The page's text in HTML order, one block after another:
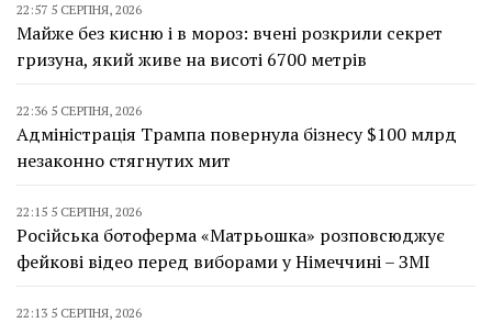
22:57 5 СЕРПНЯ, 2026
Майже без кисню і в мороз: вчені розкрили секрет
гризуна, який живе на висоті 6700 метрів
22:36 5 СЕРПНЯ, 2026
Адміністрація Трампа повернула бізнесу $100 млрд
незаконно стягнутих мит
22:15 5 СЕРПНЯ, 2026
Російська ботоферма «Матрьошка» розповсюджує
фейкові відео перед виборами у Німеччині – ЗМІ
22:13 5 СЕРПНЯ, 2026